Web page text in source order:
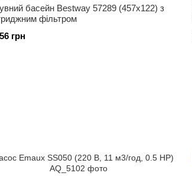
басейн Bestway 57289 (457х122) з
фільтром
грн